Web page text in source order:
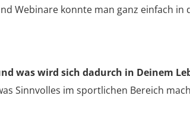
Webinare konnte man ganz einfach in
was wird sich dadurch in Deinem
Sinnvolles im sportlichen Bereich